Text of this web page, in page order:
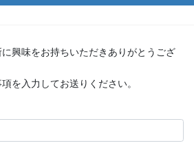
興味をお持ちいただきありがとうござ
を入力してお送りください。